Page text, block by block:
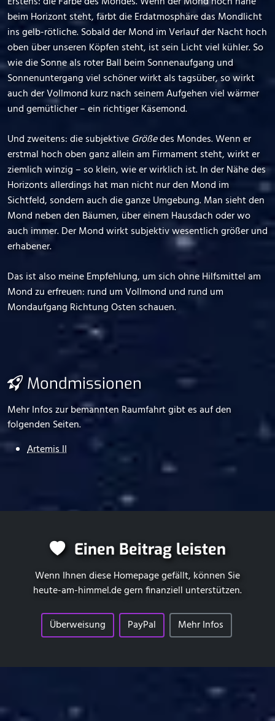
beim Horizont steht, färbt die Erdatmosphäre das Mondlicht
ins gelb-rötliche. Sobald der Mond im Verlauf der Nacht hoch
oben über unseren Köpfen steht, ist sein Licht viel kühler. So
wie die Sonne als roter Ball beim Sonnenaufgang und
Sonnenuntergang viel schöner wirkt als tagsüber, so wirkt
auch der Vollmond kurz nach seinem Aufgehen viel wärmer
und gemütlicher – ein richtiger Käsemond.
Und zweitens: die subjektive Größedes Mondes. Wenn er
erstmal hoch oben ganz allein am Firmament steht, wirkt er
ziemlich winzig – so klein, wie er wirklich ist. In der Nähe des
Horizonts allerdings hat man nicht nur den Mond im
Sichtfeld, sondern auch die ganze Umgebung. Man sieht den
Mond neben den Bäumen, über einem Hausdach oder wo
auch immer. Der Mond wirkt subjektiv wesentlich größer und
erhabener.
Das ist also meine Empfehlung, um sich ohne Hilfsmittel am
Mond zu erfreuen: rund um Vollmond und rund um
Mondaufgang Richtung Osten schauen.
Mondmissionen
Mehr Infos zur bemannten Raumfahrt gibt es auf den
folgenden Seiten.
Artemis II
Einen Beitrag leisten
Wenn Ihnen diese Homepage gefällt, können Sie
heute-am-himmel.degern finanziell unterstützen.
Überweisung PayPal Mehr Infos